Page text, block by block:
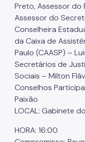
Preto, Assessor do
Assessor do
Conselheira
da Caixa de
Paulo (CAASP) –
Secretários de
Sociais – Milton
Conselhos
Paixão
LOCAL: Gabinete
HORA: 16:00